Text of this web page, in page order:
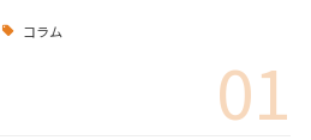
コラム
01